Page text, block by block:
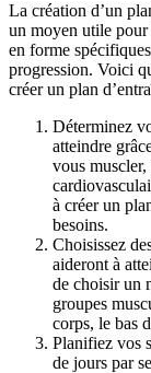
La création d’un
un moyen utile pour
en forme
progression. Voici
créer un plan
Déterminez
atteindre
vous
à créer un
besoins.
Choisissez
aideront à
de choisir un
groupes
corps, le bas
Planifiez vos
de jours par